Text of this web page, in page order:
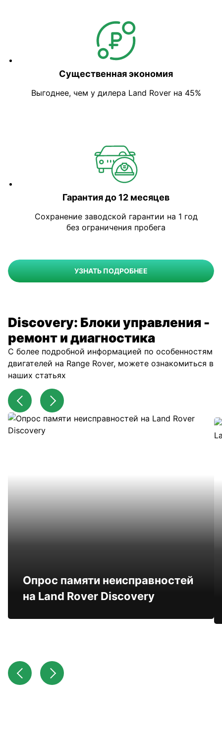
Существенная экономия
Выгоднее, чем у дилера Land Rover на 45%
Гарантия до 12 месяцев
Сохранение заводской гарантии на 1 год
без ограничения пробега
УЗНАТЬ ПОДРОБНЕЕ
Discovery: Блоки управления -
ремонт и диагностика
С более подробной информацией по особенностям
двигателей на Range Rover, можете ознакомиться в
наших статьях
Опрос памяти неисправностей
на Land Rover Discovery